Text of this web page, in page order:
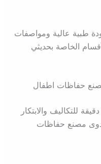
طبية عالية ومواصفات
الخاصة بحديثي
حفاظات اطفال
للتكاليف والابتكار
مصنع حفاظات